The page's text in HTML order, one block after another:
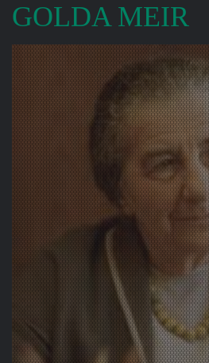
GOLDA MEIR